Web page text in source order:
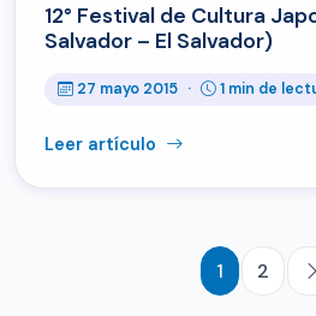
12° Festival de Cultura
Salvador – El Salvador)
27 mayo 2015 · 1 min de
Leer artículo
1 2